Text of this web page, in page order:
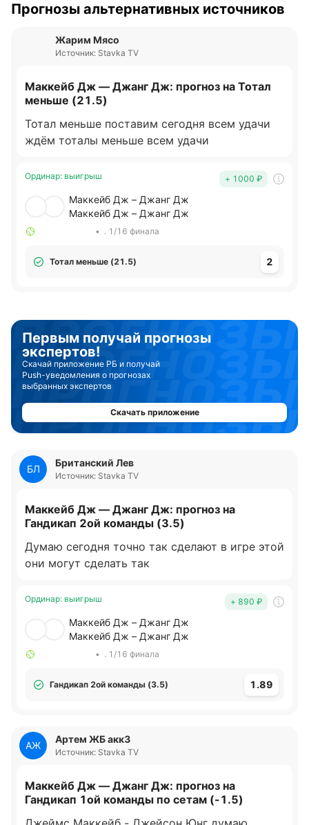
Прогнозы альтернативных источников
Жарим Мясо
Источник: Stavka TV
Маккейб Дж — Джанг Дж: прогноз на Тотал
меньше (21.5)
Тотал меньше поставим сегодня всем удачи
ждём тоталы меньше всем удачи
Ординар: выигрыш + 1000 ₽
Маккейб Дж – Джанг Дж
Маккейб Дж – Джанг Дж
• . 1/16 финала
Тотал меньше (21.5) 2
Первым получай прогнозы
экспертов!
Скачай приложение РБ и получай
Push-уведомления о прогнозах
выбранных экспертов
Скачать приложение
БЛ
Британский Лев
Источник: Stavka TV
Маккейб Дж — Джанг Дж: прогноз на
Гандикап 2ой команды (3.5)
Думаю сегодня точно так сделают в игре этой
они могут сделать так
Ординар: выигрыш + 890 ₽
Маккейб Дж – Джанг Дж
Маккейб Дж – Джанг Дж
• . 1/16 финала
Гандикап 2ой команды (3.5) 1.89
АЖ
Артем ЖБ акк3
Источник: Stavka TV
Маккейб Дж — Джанг Дж: прогноз на
Гандикап 1ой команды по сетам (-1.5)